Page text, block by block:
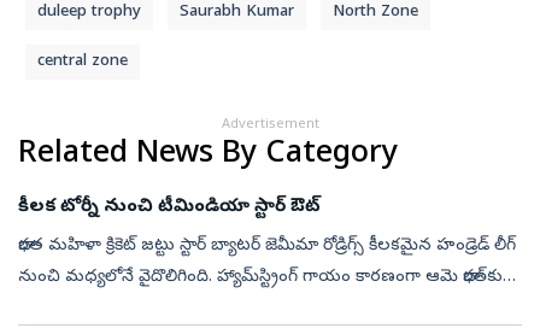
duleep trophy Saurabh Kumar North Zone
central zone
Advertisement
Related News By Category
కీలక టోర్నీ నుంచి టీమిండియా స్టార్‌ ఔట్‌
భారత మహిళా క్రికెట్ జట్టు స్టార్‌ బ్యాటర్ జెమీమా రోడ్రిగ్స్‌ కీలకమైన హండ్రెడ్‌ లీగ్‌
నుంచి మధ్యలోనే వైదొలిగింది. హ్యామ్‌స్ట్రింగ్‌ గాయం కారణంగా ఆమె భారత్‌కు